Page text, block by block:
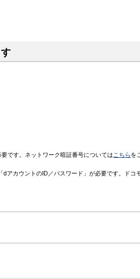
です。ネットワーク暗証番号についてはこちら を
アカウントのID／パスワード」が必要です。ドコ